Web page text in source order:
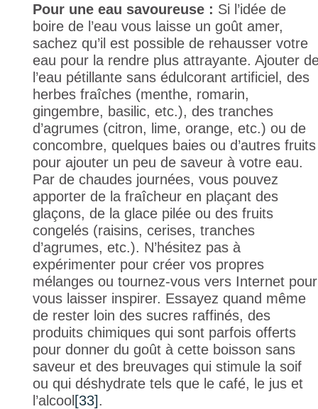
Pour une eau savoureuse : Si l’idée de
boire de l’eau vous laisse un goût amer,
sachez qu’il est possible de rehausser votre
eau pour la rendre plus attrayante. Ajouter
l’eau pétillante sans édulcorant artificiel, des
herbes fraîches (menthe, romarin,
gingembre, basilic, etc.), des tranches
d’agrumes (citron, lime, orange, etc.) ou de
concombre, quelques baies ou d’autres fruits
pour ajouter un peu de saveur à votre eau.
Par de chaudes journées, vous pouvez
apporter de la fraîcheur en plaçant des
glaçons, de la glace pilée ou des fruits
congelés (raisins, cerises, tranches
d’agrumes, etc.). N’hésitez pas à
expérimenter pour créer vos propres
mélanges ou tournez-vous vers Internet pour
vous laisser inspirer. Essayez quand même
de rester loin des sucres raffinés, des
produits chimiques qui sont parfois offerts
pour donner du goût à cette boisson sans
saveur et des breuvages qui stimule la soif
ou qui déshydrate tels que le café, le jus et
l’alcool[33].